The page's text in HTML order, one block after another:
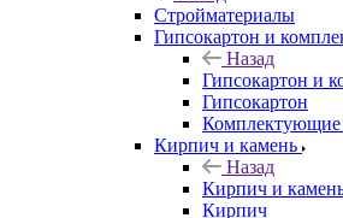
Стройматериалы
Гипсокартон и
Назад
Гипсокартон и
Гипсокартон
Комплектующие
Кирпич и камень
Назад
Кирпич и
Кирпич